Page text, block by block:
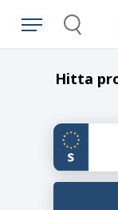
Search
Hitta